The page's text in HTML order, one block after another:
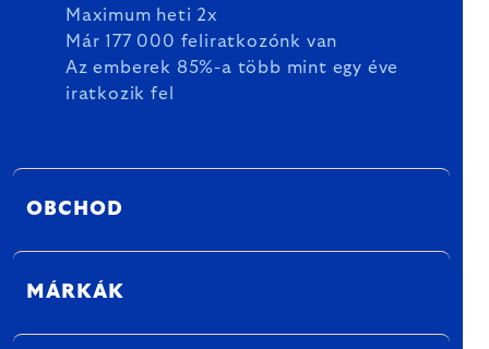
Maximum heti 2x
Már 177 000 feliratkozónk van
Az emberek 85%-a több mint egy éve
iratkozik fel
OBCHOD
MÁRKÁK